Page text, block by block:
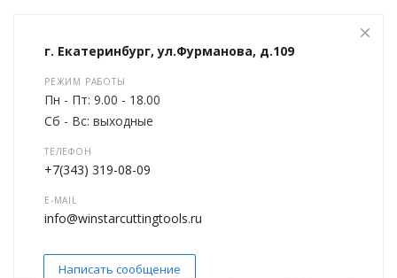
г. Екатеринбург, ул.Фурманова, д.109
РЕЖИМ РАБОТЫ
Пн - Пт: 9.00 - 18.00
Сб - Вс: выходные
ТЕЛЕФОН
+7(343) 319-08-09
E-MAIL
info@winstarcuttingtools.ru
Написать сообщение